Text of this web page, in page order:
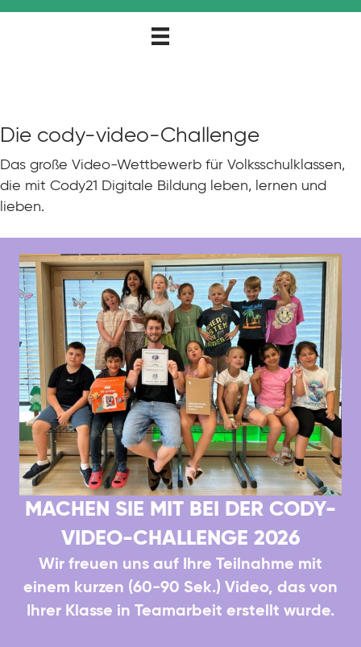
Die cody-video-Challenge
Das große Video-Wettbewerb für Volksschulklassen,
die mit Cody21 Digitale Bildung leben, lernen und
lieben.
MACHEN SIE MIT BEI DER CODY-
VIDEO-CHALLENGE 2026
Wir freuen uns auf Ihre Teilnahme mit
einem kurzen (60-90 Sek.) Video, das von
Ihrer Klasse in Teamarbeit erstellt wurde.